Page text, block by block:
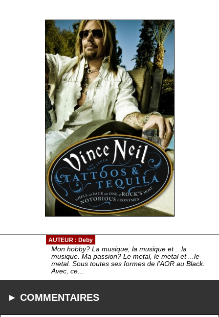
AUTEUR : Deby
Mon hobby? La musique, la musique et ...la
musique. Ma passion? Le metal, le metal et ...le
metal. Sous toutes ses formes de l'AOR au Black.
Avec, ce...
► COMMENTAIRES